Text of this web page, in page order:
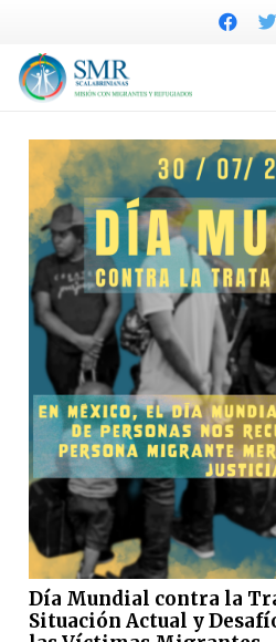
Día Mundial contra la
Situación Actual y